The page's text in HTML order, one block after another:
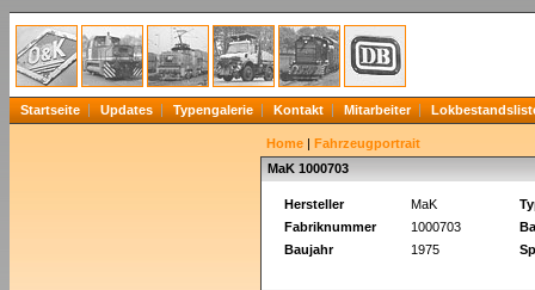
Startseite Updates Typengalerie Kontakt Mitarbeiter
Home | Fahrzeugportrait
MaK 1000703
Hersteller MaK
Fabriknummer
1000703
Baujahr
1975